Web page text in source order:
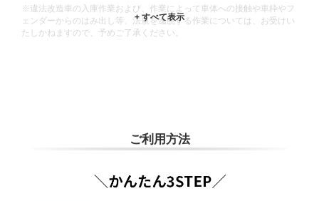
※違法改造車の入庫作業および、作業によって車体への接触や車枠やフ
ェンダーからのはみ出し等、法規を逸脱する作業については、お受けい
たしかねますので、予めご了承ください。
ご利用方法